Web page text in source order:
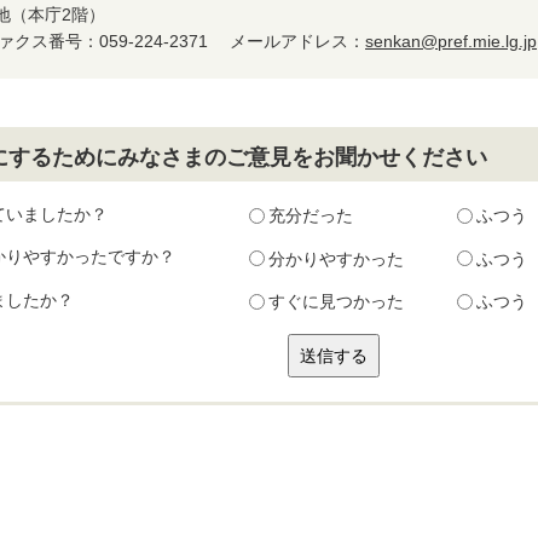
（本庁2階）
クス番号：059-224-2371 メールアドレス： senkan@pref.mie.lg.jp
するためにみなさまのご意見をお聞かせください
ましたか？ 充分だった ふつう
やすかったですか？ 分かりやすかった ふつう
たか？ すぐに見つかった ふつう